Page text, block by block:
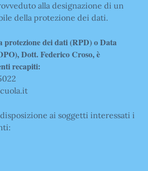
alla designazione di un
della protezione dei dati.
protezione dei dati (RPD) o Data
Dott. Federico Croso, è
recapiti:
ai soggetti interessati i